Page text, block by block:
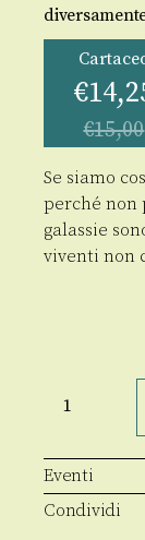
€
€15,00
Se siamo
perché non
galassie
viventi non
Anelli
Eventi
Condividi